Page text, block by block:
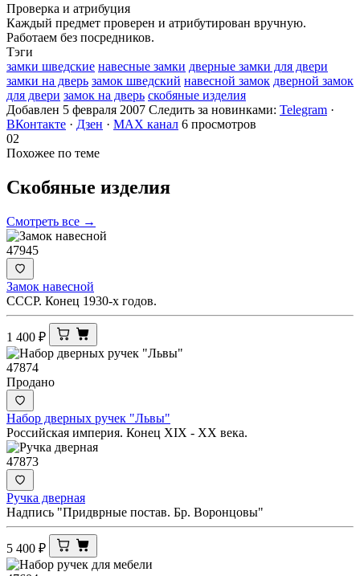
Проверка и атрибуция
Каждый предмет проверен и атрибутирован вручную.
Работаем без посредников.
Тэги
замки шведские навесные замки дверные замки для двери
замки на дверь замок шведский навесной замок дверной замок
для двери замок на дверь скобяные изделия
Добавлен 5 февраля 2007 Следить за новинками: Telegram ·
ВКонтакте · Дзен · MAX канал 6 просмотров
02
Похожее по теме
Скобяные изделия
Смотреть все →
47945
Замок навесной
СССР. Конец 1930-х годов.
1 400 ₽
47874
Продано
Набор дверных ручек "Львы"
Российская империя. Конец XIX - ХХ века.
47873
Ручка дверная
Надпись "Придврные постав. Бр. Воронцовы"
5 400 ₽